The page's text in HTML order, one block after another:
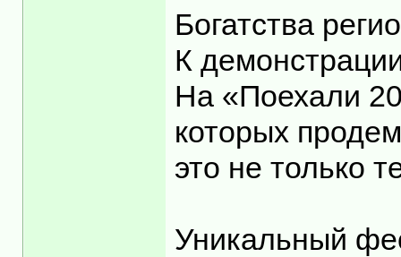
Богатства
К
На «Поехали
которых
это не только
Уникальный